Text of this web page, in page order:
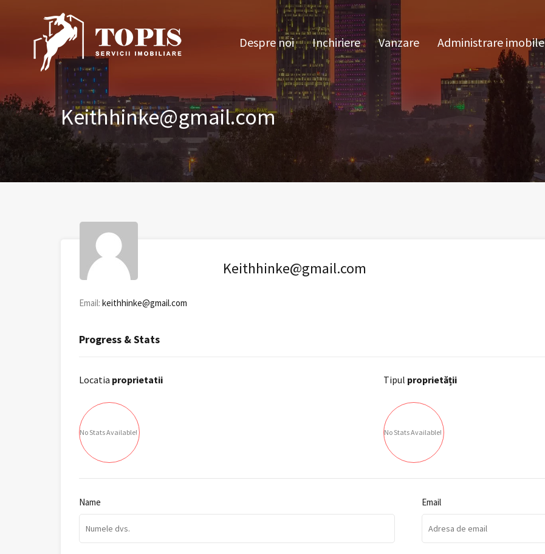
Despre noi Inchiriere
Despre noi
Inchiriere Vanzare Administrare imobile
Keithhinke@gmail.com
Keithhinke@gmail.com
Email: keithhinke@gmail.com
Progress & Stats
Locatia proprietatii
No Stats Available!
Tipul proprietății
No Stats Available!
Name Email